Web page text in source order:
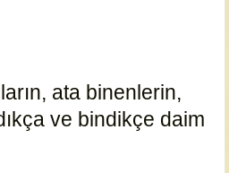
ata binenlerin,
ve bindikçe daim